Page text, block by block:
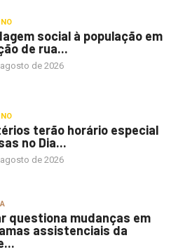
social à população em
de rua...
de 2026
terão horário especial
no Dia...
de 2026
questiona mudanças em
assistenciais da